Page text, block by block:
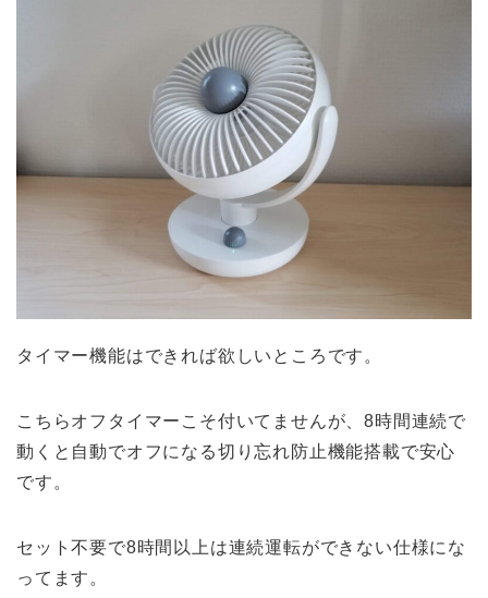
タイマー機能はできれば欲しいところです。
こちらオフタイマーこそ付いてませんが、8時間連続で
動くと自動でオフになる切り忘れ防止機能搭載で安心
です。
セット不要で8時間以上は連続運転ができない仕様にな
ってます。